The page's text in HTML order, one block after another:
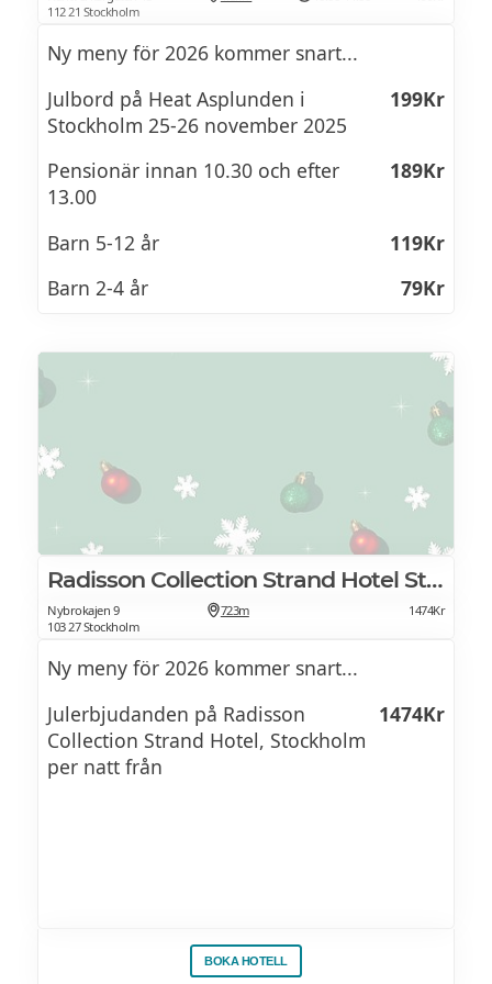
Se veckans lunchmeny >>
Alrökt kalkon
Bakad hjort med enbär
Renkorv
Gustafskorv
Timmermanskorv
Lantpaté med alrökt bog
Ankleverpaté
Kokta grisfötter
Stark grovsenap
Sötstark senap
Whiskysenap
Äppelmos
Svartvinbärsgele
Cornichons
Räkor
Röror/Sallader
Gubbröra
Laxsallad med ägg och pepparrot
Rostad spetskål
Krämig potatissallad
Blandsallad
Gårdskarré
Bringa
Ryggbiff
Baby back ribs
Små varmt
perfekt sätt att avrunda dagen med energi,
skratt och lite tävlingsanda, eller att
kickstarta kvällen tillsammans.
112 21 Stockholm
Ny meny för 2026 kommer snart...
Julbord på Heat Asplunden i
Stockholm 25-26 november 2025
199Kr
Pensionär innan 10.30 och efter
13.00
189Kr
Barn 5-12 år
119Kr
Barn 2-4 år
79Kr
Radisson Collection Strand Hotel Stockholm
Nybrokajen 9
103 27 Stockholm
723m 1474Kr
Ny meny för 2026 kommer snart...
Julerbjudanden på Radisson
Collection Strand Hotel, Stockholm
per natt från
1474Kr
BOKA HOTELL